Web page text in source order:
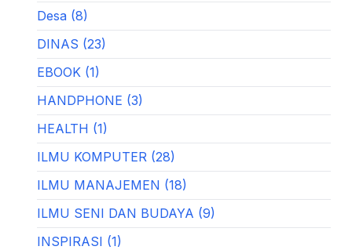
Desa (8)
DINAS (23)
EBOOK (1)
HANDPHONE (3)
HEALTH (1)
ILMU KOMPUTER (28)
ILMU MANAJEMEN (18)
ILMU SENI DAN BUDAYA (9)
INSPIRASI (1)